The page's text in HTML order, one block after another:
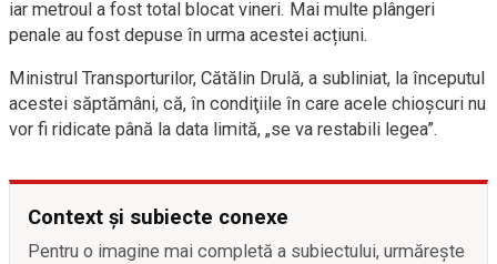
iar metroul a fost total blocat vineri. Mai multe plângeri
penale au fost depuse în urma acestei acțiuni.
Ministrul Transporturilor, Cătălin Drulă, a subliniat, la începutul
acestei săptămâni, că, în condiţiile în care acele chioşcuri nu
vor fi ridicate până la data limită, „se va restabili legea”.
Context și subiecte conexe
Pentru o imagine mai completă a subiectului, urmărește